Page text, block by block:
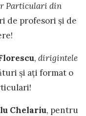
Particulari din
de profesori şi de
, dirigintele
şi aţi format o
Chelariu, pentru